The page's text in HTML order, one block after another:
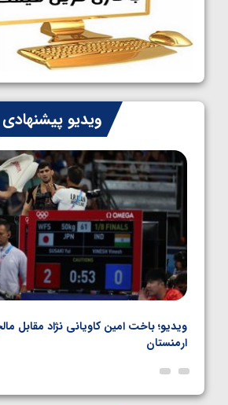
1405/05/08
کشتی فرنگی نوجوانان جهان؛ سکوی
سوم برای ایران
1405/05/07
ایران چشم به راه چهار مدال در پنج
کشتی فرنگی نوجوانان جهان
1405/05/06
ویدیو پیشنهادی
ویدیو؛ صعود حسن یزدانی به فینال
ناظم امینه